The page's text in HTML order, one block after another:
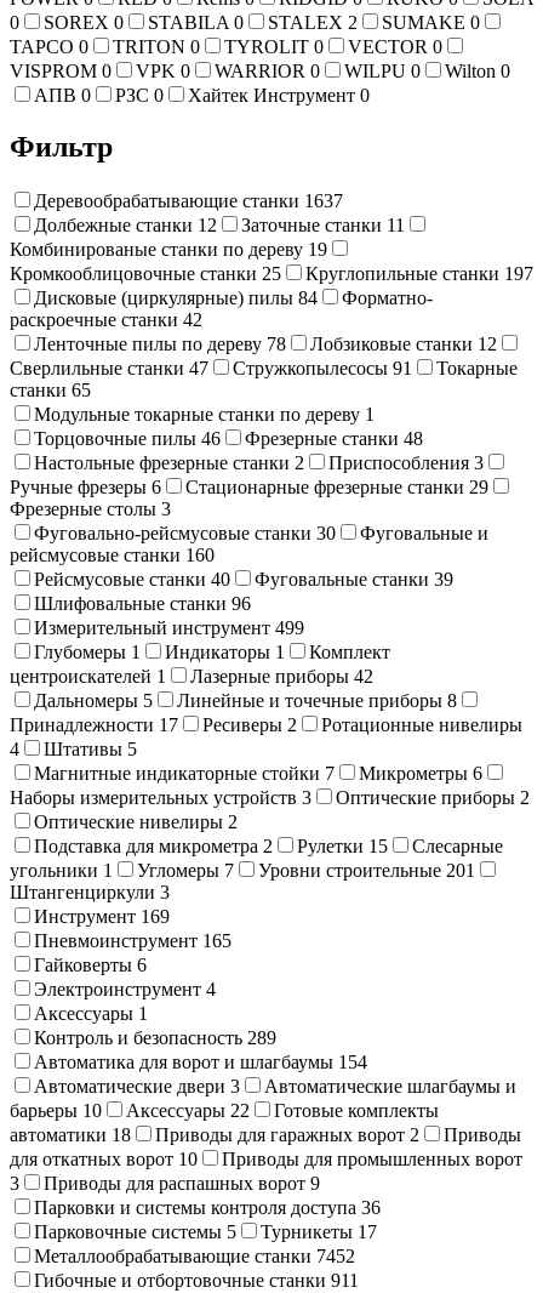
0
SOREX 0 STABILA 0 STALEX 2 SUMAKE 0
TAPCO 0 TRITON 0 TYROLIT 0 VECTOR 0
VISPROM 0 VPK 0 WARRIOR 0 WILPU 0 Wilton 0
АПВ 0 РЗС 0 Хайтек Инструмент 0
Фильтр
Деревообрабатывающие станки 1637
Долбежные станки 12 Заточные станки 11
Комбинированые станки по дереву 19
Кромкооблицовочные станки 25 Круглопильные станки 197
Дисковые (циркулярные) пилы 84
Форматно-
раскроечные станки 42
Ленточные пилы по дереву 78 Лобзиковые станки 12
Сверлильные станки 47 Стружкопылесосы 91
Токарные
станки 65
Модульные токарные станки по дереву 1
Торцовочные пилы 46 Фрезерные станки 48
Настольные фрезерные станки 2 Приспособления 3
Ручные фрезеры 6 Стационарные фрезерные станки 29
Фрезерные столы 3
Фуговально-рейсмусовые станки 30
Фуговальные и
рейсмусовые станки 160
Рейсмусовые станки 40 Фуговальные станки 39
Шлифовальные станки 96
Измерительный инструмент 499
Глубомеры 1 Индикаторы 1
Комплект
центроискателей 1 Лазерные приборы 42
Дальномеры 5 Линейные и точечные приборы 8
Принадлежности 17 Ресиверы 2
Ротационные нивелиры
4
Штативы 5
Магнитные индикаторные стойки 7 Микрометры 6
Наборы измерительных устройств 3 Оптические приборы 2
Оптические нивелиры 2
Подставка для микрометра 2 Рулетки 15
Слесарные
угольники 1 Угломеры 7 Уровни строительные 201
Штангенциркули 3
Инструмент 169
Пневмоинструмент 165
Гайковерты 6
Электроинструмент 4
Аксессуары 1
Контроль и безопасность 289
Автоматика для ворот и шлагбаумы 154
Автоматические двери 3
Автоматические шлагбаумы и
барьеры 10 Аксессуары 22
Готовые комплекты
автоматики 18 Приводы для гаражных ворот 2
Приводы
для откатных ворот 10
Приводы для промышленных ворот
3
Приводы для распашных ворот 9
Парковки и системы контроля доступа 36
Парковочные системы 5 Турникеты 17
Металлообрабатывающие станки 7452
Гибочные и отбортовочные станки 911